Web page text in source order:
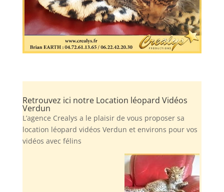
Retrouvez ici notre Location léopard Vidéos
Verdun
L’agence Crealys a le plaisir de vous proposer sa
location léopard vidéos Verdun et environs pour vos
vidéos avec félins